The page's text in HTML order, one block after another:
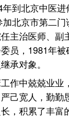
到北京中医
北京市第二
主治医师、副
员，1981年
承对象。
作中兢兢业业
己宽人，勤勤
，积累了丰富